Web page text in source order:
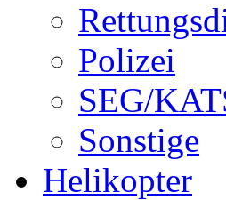
Polizei
SEG/
Sonstige
Helikopter